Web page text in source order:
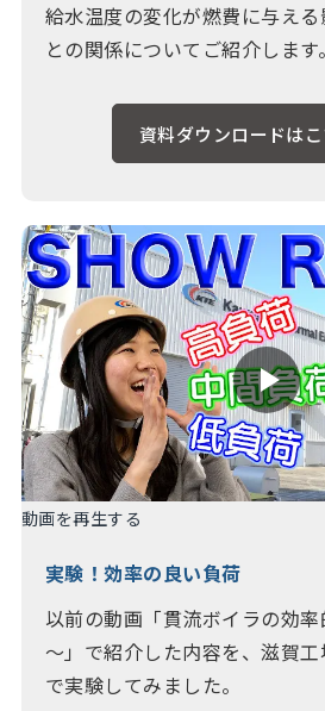
給水温度の変化が燃費に与え
との関係についてご紹介します。
資料ダウンロードは
動画を再生する
実験！効率の良い負荷
以前の動画「貫流ボイラの効
～」で紹介した内容を、滋賀
で実験してみました。